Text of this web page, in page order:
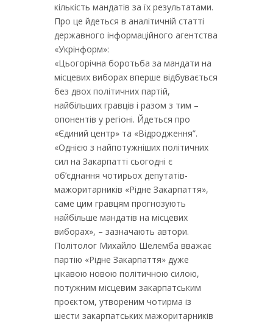
кількість мандатів за їх результатами.
Про це йдеться в аналітичній статті
державного інформаційного агентства
«Укрінформ»:
«Цьогорічна боротьба за мандати на
місцевих виборах вперше відбувається
без двох політичних партій,
найбільших гравців і разом з тим –
опонентів у регіоні. Йдеться про
«Єдиний центр» та «Відродження”.
«Однією з найпотужніших політичних
сил на Закарпатті сьогодні є
об’єднання чотирьох депутатів-
мажоритарників «Рідне Закарпаття»,
саме цим гравцям прогнозують
найбільше мандатів на місцевих
виборах», – зазначають автори.
Політолог Михайло Шелемба вважає
партію «Рідне Закарпаття» дуже
цікавою новою політичною силою,
потужним місцевим закарпатським
проєктом, утвореним чотирма із
шести закарпатських мажоритарників